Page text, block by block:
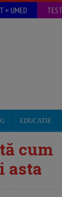
+ UMED
EDUCATIE
cum
asta